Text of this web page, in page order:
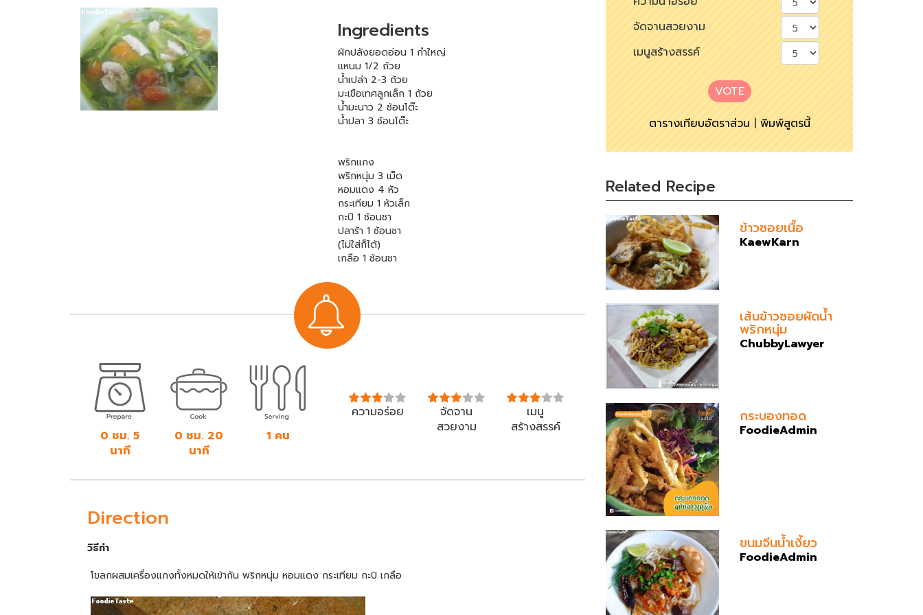
Ingredients
ผักปลังยอดอ่อน 1 กำใหญ่
แหนม 1/2 ถ้วย
น้ำเปล่า 2-3 ถ้วย
มะเขือเทศลูกเล็ก 1 ถ้วย
น้ำมะนาว 2 ช้อนโต๊ะ
น้ำปลา 3 ช้อนโต๊ะ
พริกแกง
พริกหนุ่ม 3 เม็ด
หอมแดง 4 หัว
กระเทียม 1 หัวเล็ก
กะปิ 1 ช้อนชา
ปลาร้า 1 ช้อนชา
(ไม่ใส่ก็ได้)
เกลือ 1 ช้อนชา
0 ชม. 5
นาที
0 ชม. 20
นาที
1 คน
ความอร่อย
จัดจาน
สวยงาม
เมนู
สร้างสรรค์
Direction
วิธีทำ
โขลกผสมเครื่องแกงทั้งหมดให้เข้ากัน พริกหนุ่ม หอมแดง กระเทียม กะปิ เกลือ
จัดจานสวยงาม
เมนูสร้างสรรค์
VOTE
ตารางเทียบอัตราส่วน|พิมพ์สูตรนี้
Related Recipe
ข้าวซอยเนื้อ
KaewKarn
เส้นข้าวซอยผัดน้ำ
พริกหนุ่ม
ChubbyLawyer
กระบองทอด
FoodieAdmin
ขนมจีนน้ำเงี้ยว
FoodieAdmin